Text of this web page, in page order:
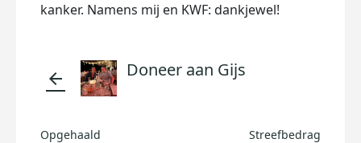
kanker. Namens mij en KWF: dankjewel!
arrow_back Doneer aan Gijs
Opgehaald Streefbedrag